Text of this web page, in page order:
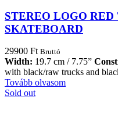
STEREO LOGO
SKATEBOARD
29900 Ft Bruttó
Width: 19.7 cm / 7.75”
with black/raw trucks and
Tovább olvasom
Sold out